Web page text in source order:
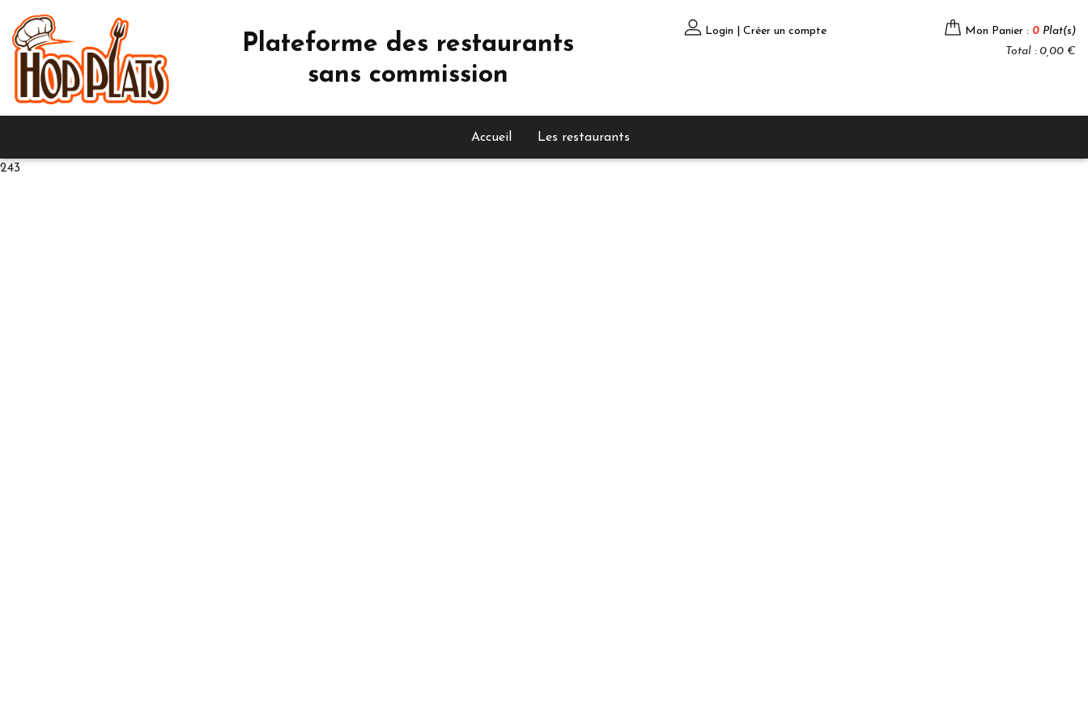
Plateforme des restaurants
sans commission
Login | Créer un compte Mon Panier : 0 Plat(s)
Total : 0,00 €
Accueil Les restaurants
243